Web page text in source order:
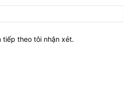
theo tôi nhận xét.